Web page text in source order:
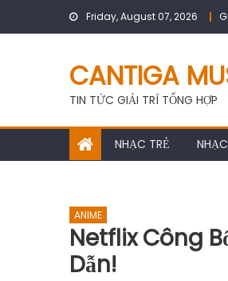
Friday, August 07, 2026
CANTIGA
TIN TỨC GIẢI TRÍ TỔNG HỢP
NHẠC TRẺ
ANIME
Netflix Công
Dẫn!